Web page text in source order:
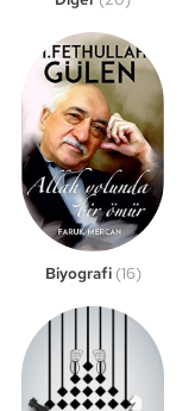
Biyografi (16)